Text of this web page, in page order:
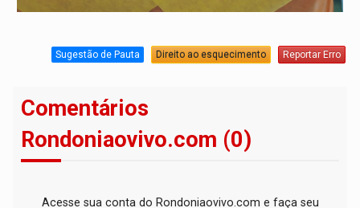
Sugestão de Pauta Direito ao esquecimento Reportar Erro
Comentários
Rondoniaovivo.com (0)
Acesse sua conta do Rondoniaovivo.com e faça seu